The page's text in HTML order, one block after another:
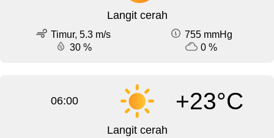
Langit cerah
Timur, 5.3 m/s
755 mmHg
30 %
0 %
06:00 +23°C
Langit cerah